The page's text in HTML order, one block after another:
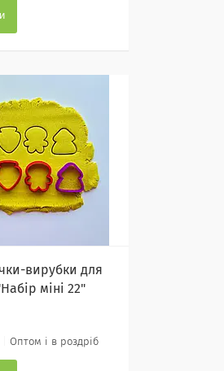
вирубки для
міні 22"
Оптом і в роздріб